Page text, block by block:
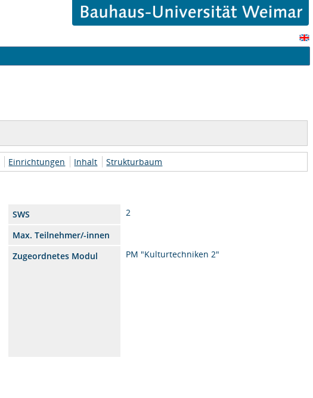
Einrichtungen Inhalt Strukturbaum
SWS
2
Max. Teilnehmer/-innen
Zugeordnetes Modul
PM "Kulturtechniken 2"